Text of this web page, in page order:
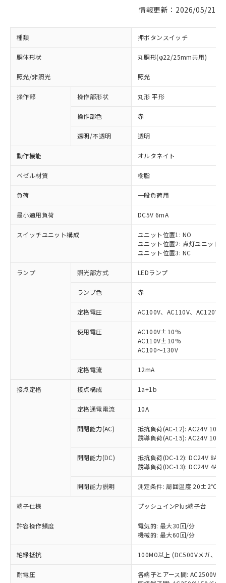
情報更新：2026/05/21
種類 押ボタンスイッチ
胴体形状 丸胴形(φ22/25mm共用)
照光/非照光 照光
操作部 操作部形状 丸形 平形
操作部色 赤
透明/不透明 透明
動作機能 オルタネイト
ベゼル材質 樹脂
負荷 一般負荷用
最小適用負荷 DC5V 6mA
スイッチユニット構成
ユニット位置1: NO
ユニット位置2: 点灯ユニット
ユニット位置3: NC
ランプ 照光部方式 LEDランプ
ランプ色 赤
定格電圧 AC100V、AC110V、AC120V
使用電圧
AC100V±10%
AC110V±10%
AC100～130V
定格電流 12mA
接点定格 接点構成 1a+1b
定格通電電流 10A
開閉能力(AC)
抵抗負荷(AC-12): AC24V 10A/
誘導負荷(AC-15): AC24V
開閉能力(DC)
抵抗負荷(DC-12): DC24V 8A/
誘導負荷(DC-13): DC24V 4A/
開閉能力説明 測定条件: 周囲温度 20±2℃、
端子仕様 プッシュインPlus端子台
許容操作頻度
電気的: 最大30回/分
機械的: 最大60回/分
絶縁抵抗 100MΩ以上 (DC500Vメガ、点
耐電圧
各端子とアース間: AC2500V
ご利用条件
以下の条件をお読みいただき、同意のうえ
本サービスは、当社制御機器事業取扱
商品の当社在庫状況および標準価格
(税抜)を提供させていただくもので
当社制御機器事業取扱商品の中には、
本サービスの対象外となる商品もある
ことをご了承ください。
※1 対応状況
対応済み：EU RoHS指令（10物質）の
非含有に対応した製品が提供可能な商品で
対応予定：EU RoHS指令（10物質）の非含
有に対応した製品に切り替える予定のある
対応予定なし：EU RoHS指令（10物質）の
非含有に非対応の商品で、対応品を出す予
調査・確認中：EU RoHS指令（10物質）の
非含有の対応状況を調査中または確認中の
商品です。
非該当品：ライセンス料など無形物で、有
害物質有無と関係のない商品です。
仕入先様の事情により、非含有部品として
いたものが、含有品と判明した場合などや
「○」：最大均質材料含有率が中国RoHSの
「×」：最大均質材料含有率が中国RoHSの
基準値を超えていることを示します。
当社は、これら貴社製品のうち、外国